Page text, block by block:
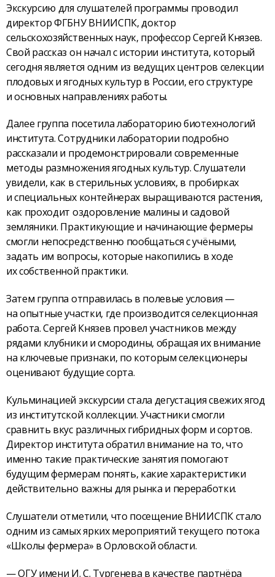
Экскурсию для слушателей программы проводил
директор ФГБНУ ВНИИСПК, доктор
сельскохозяйственных наук, профессор Сергей Князев.
Свой рассказ он начал с истории института, который
сегодня является одним из ведущих центров селекции
плодовых и ягодных культур в России, его структуре
и основных направлениях работы.
Далее группа посетила лабораторию биотехнологий
института. Сотрудники лаборатории подробно
рассказали и продемонстрировали современные
методы размножения ягодных культур. Слушатели
увидели, как в стерильных условиях, в пробирках
и специальных контейнерах выращиваются растения,
как проходит оздоровление малины и садовой
земляники. Практикующие и начинающие фермеры
смогли непосредственно пообщаться с учёными,
задать им вопросы, которые накопились в ходе
их собственной практики.
Затем группа отправилась в полевые условия —
на опытные участки, где производится селекционная
работа. Сергей Князев провел участников между
рядами клубники и смородины, обращая их внимание
на ключевые признаки, по которым селекционеры
оценивают будущие сорта.
Кульминацией экскурсии стала дегустация свежих ягод
из институтской коллекции. Участники смогли
сравнить вкус различных гибридных форм и сортов.
Директор института обратил внимание на то, что
именно такие практические занятия помогают
будущим фермерам понять, какие характеристики
действительно важны для рынка и переработки.
Слушатели отметили, что посещение ВНИИСПК стало
одним из самых ярких мероприятий текущего потока
«Школы фермера» в Орловской области.
— ОГУ имени И. С. Тургенева в качестве партнёра